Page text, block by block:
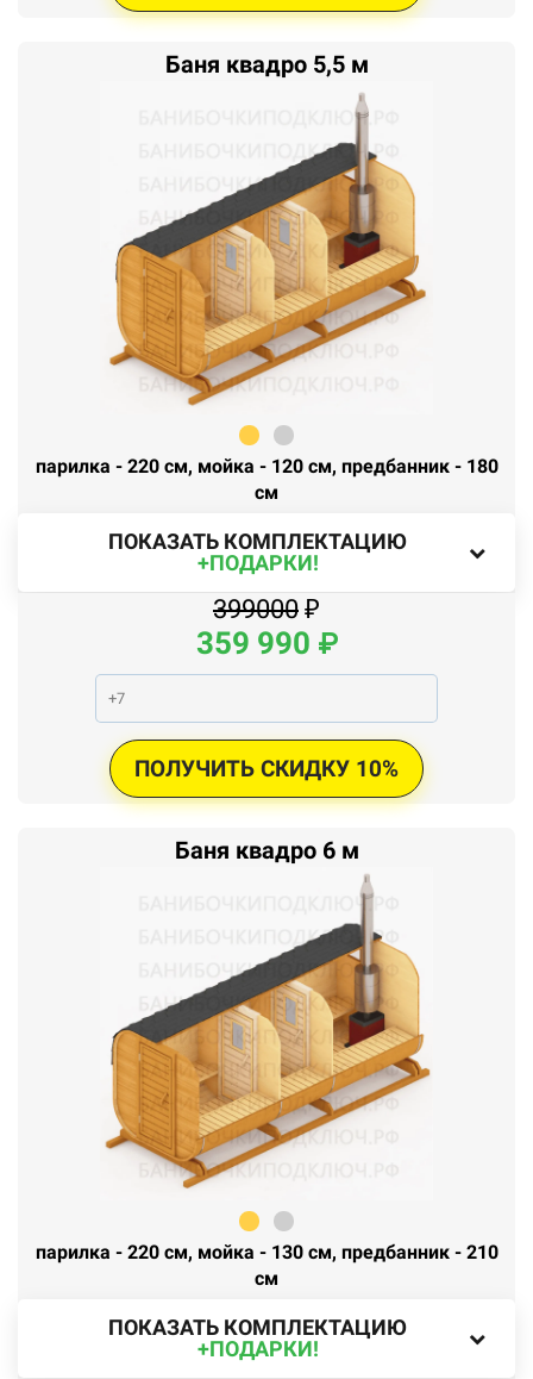
Баня квадро 5,5 м
парилка - 220 см, мойка - 120 см, предбанник - 180
см
ПОКАЗАТЬ КОМПЛЕКТАЦИЮ
+ПОДАРКИ!
399000 ₽
359 990 ₽
ПОЛУЧИТЬ СКИДКУ 10%
Баня квадро 6 м
парилка - 220 см, мойка - 130 см, предбанник - 210
см
ПОКАЗАТЬ КОМПЛЕКТАЦИЮ
+ПОДАРКИ!